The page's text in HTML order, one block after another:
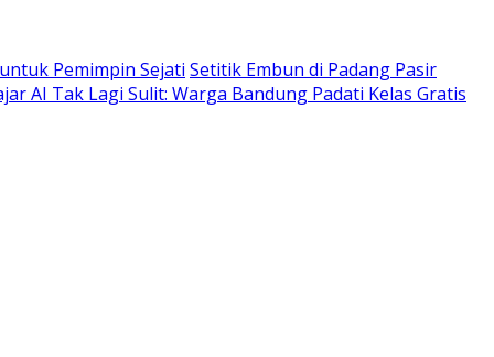
Pemimpin Sejati Setitik Embun di Padang Pasir
AI Tak Lagi Sulit: Warga Bandung Padati Kelas Gratis